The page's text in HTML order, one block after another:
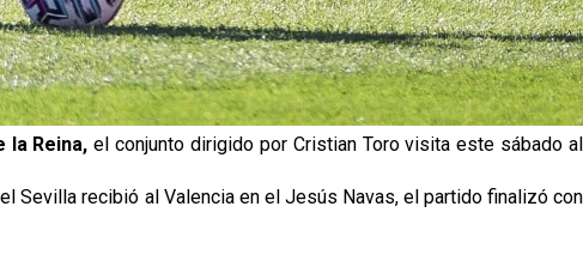
la Reina, el conjunto dirigido por Cristian Toro visita este sábado al
Sevilla recibió al Valencia en el Jesús Navas, el partido finalizó con